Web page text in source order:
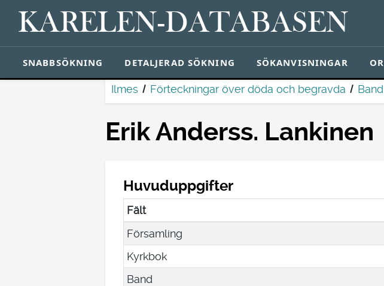
KARELEN-DATABASEN
SNABBSÖKNING DETALJERAD SÖKNING SÖKANVISNINGAR
Ilmes Förteckningar över döda och begravda
Erik Anderss. Lankinen
Huvuduppgifter
Fält
Församling
Kyrkbok
Band